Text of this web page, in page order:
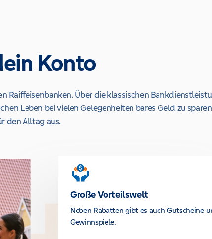
Konto
Raiffeisenbanken. Über die klassischen
Leben bei vielen Gelegenheiten bares Geld zu
den Alltag aus.
Große Vorteilswelt
Neben Rabatten gibt es auch Gutscheine
Gewinnspiele.